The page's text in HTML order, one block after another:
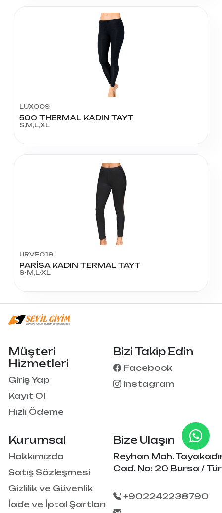
LUX009
500 THERMAL KADIN TAYT
S,M,L,XL
URVE019
PARİSA KADIN TERMAL TAYT
S-M,L-XL
Kurumsal
Hakkımızda
Satış Sözleşmesi
Gizlilik ve Güvenlik
İade ve İptal Şartları
Müşteri
Hizmetleri
Giriş Yap
Kayıt Ol
Hızlı Ödeme
Bizi Takip Edin
Facebook
Instagram
Bize Ulaşın
Reyhan Mah.
Cad. No: 20 Bursa /
+902242238790